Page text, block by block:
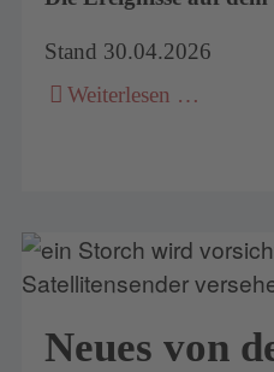
Stand 30.04.2026
Weiterlesen …
Neues von